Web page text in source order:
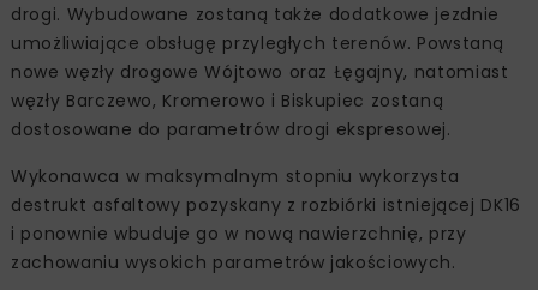
drogi. Wybudowane zostaną także dodatkowe jezdnie
umożliwiające obsługę przyległych terenów. Powstaną
nowe węzły drogowe Wójtowo oraz Łęgajny, natomiast
węzły Barczewo, Kromerowo i Biskupiec zostaną
dostosowane do parametrów drogi ekspresowej.
Wykonawca w maksymalnym stopniu wykorzysta
destrukt asfaltowy pozyskany z rozbiórki istniejącej DK16
i ponownie wbuduje go w nową nawierzchnię, przy
zachowaniu wysokich parametrów jakościowych.